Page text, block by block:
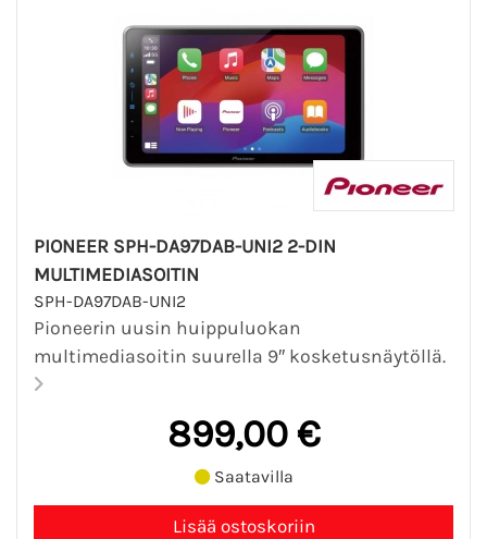
PIONEER SPH-DA97DAB-UNI2 2-DIN
MULTIMEDIASOITIN
SPH-DA97DAB-UNI2
Pioneerin uusin huippuluokan
multimediasoitin suurella 9″ kosketusnäytöllä.
899,00 €
Saatavilla